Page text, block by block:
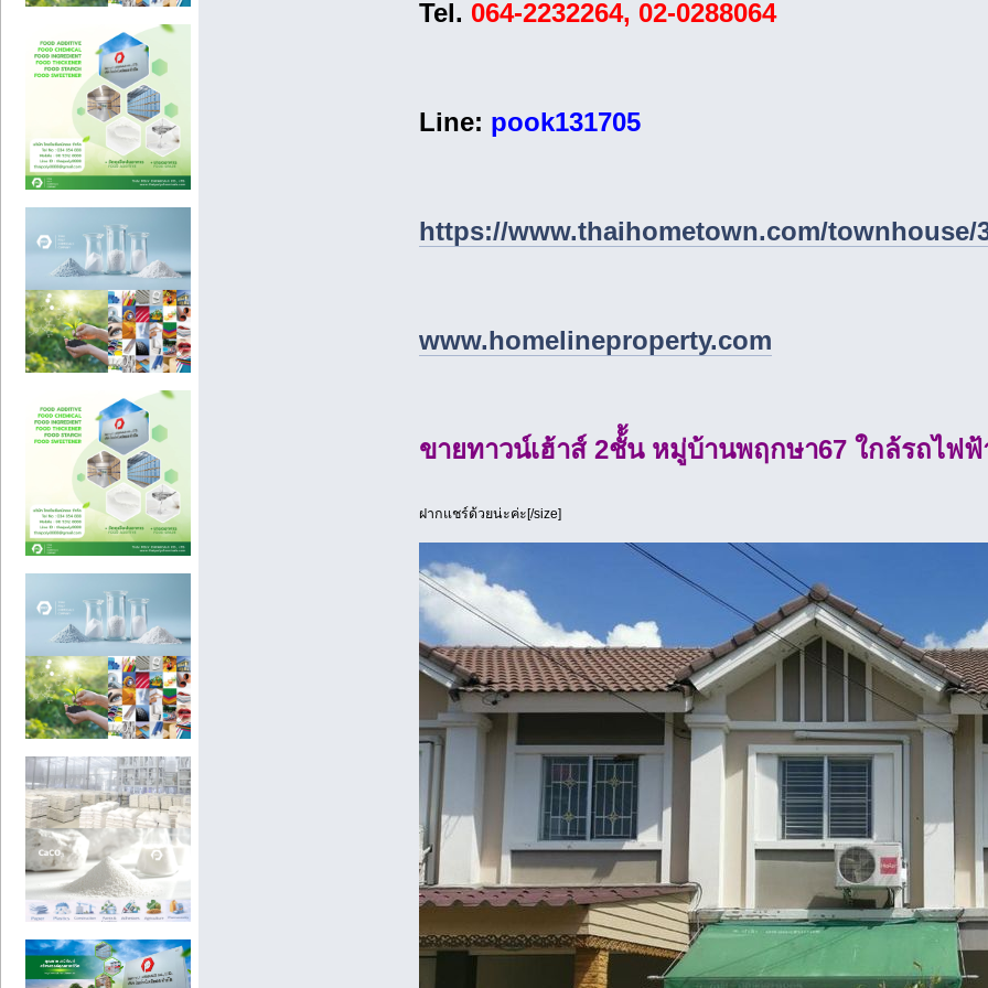
Tel. 064-2232264, 02-0288064
Line: pook131705
https://www.thaihometown.com/townhouse/
www.homelineproperty.com
ขายทาวน์เฮ้าส์ 2ชั้้น หมู่บ้านพฤกษา67 ใกล้รถไฟฟ้
ฝากแชร์ด้วยน่ะค่ะ[/size]